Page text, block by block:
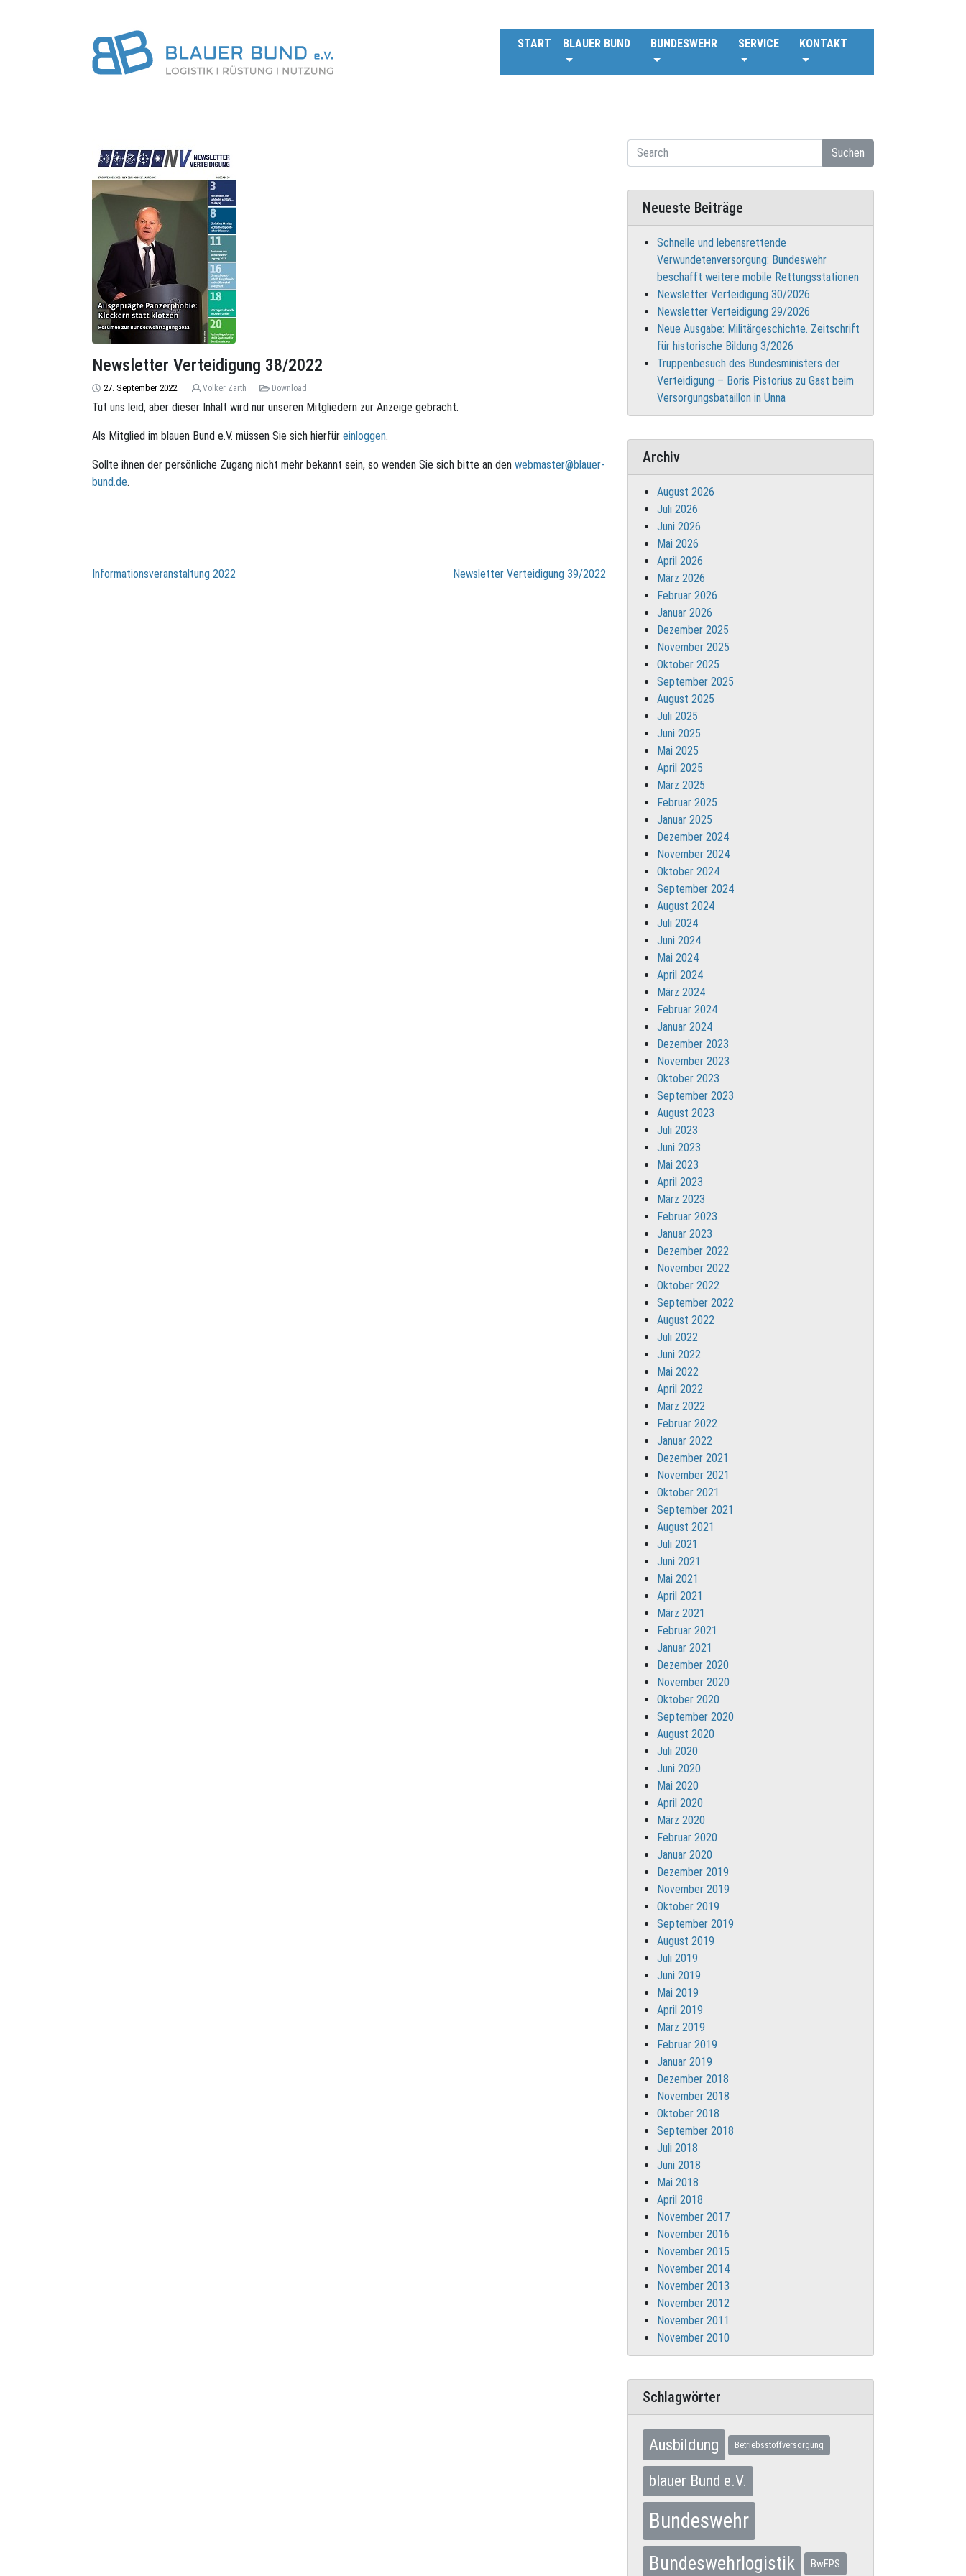
START BLAUER BUND BUNDESWEHR SERVICE KONTAKT
Newsletter Verteidigung 38/2022
27. September 2022 Volker Zarth Download
Tut uns leid, aber dieser Inhalt wird nur unseren Mitgliedern zur Anzeige gebracht.
Als Mitglied im blauen Bund e.V. müssen Sie sich hierfür einloggen.
Sollte ihnen der persönliche Zugang nicht mehr bekannt sein, so wenden Sie sich bitte an den webmaster@blauer-
bund.de.
Beitragsnavigation
Informationsveranstaltung 2022 Newsletter Verteidigung 39/2022
Suchen
Neueste Beiträge
Schnelle und lebensrettende
Verwundetenversorgung: Bundeswehr
beschafft weitere mobile Rettungsstationen
Newsletter Verteidigung 30/2026
Newsletter Verteidigung 29/2026
Neue Ausgabe: Militärgeschichte. Zeitschrift
für historische Bildung 3/2026
Truppenbesuch des Bundesministers der
Verteidigung – Boris Pistorius zu Gast beim
Versorgungsbataillon in Unna
Archiv
August 2026
Juli 2026
Juni 2026
Mai 2026
April 2026
März 2026
Februar 2026
Januar 2026
Dezember 2025
November 2025
Oktober 2025
September 2025
August 2025
Juli 2025
Juni 2025
Mai 2025
April 2025
März 2025
Februar 2025
Januar 2025
Dezember 2024
November 2024
Oktober 2024
September 2024
August 2024
Juli 2024
Juni 2024
Mai 2024
April 2024
März 2024
Februar 2024
Januar 2024
Dezember 2023
November 2023
Oktober 2023
September 2023
August 2023
Juli 2023
Juni 2023
Mai 2023
April 2023
März 2023
Februar 2023
Januar 2023
Dezember 2022
November 2022
Oktober 2022
September 2022
August 2022
Juli 2022
Juni 2022
Mai 2022
April 2022
März 2022
Februar 2022
Januar 2022
Dezember 2021
November 2021
Oktober 2021
September 2021
August 2021
Juli 2021
Juni 2021
Mai 2021
April 2021
März 2021
Februar 2021
Januar 2021
Dezember 2020
November 2020
Oktober 2020
September 2020
August 2020
Juli 2020
Juni 2020
Mai 2020
April 2020
März 2020
Februar 2020
Januar 2020
Dezember 2019
November 2019
Oktober 2019
September 2019
August 2019
Juli 2019
Juni 2019
Mai 2019
April 2019
März 2019
Februar 2019
Januar 2019
Dezember 2018
November 2018
Oktober 2018
September 2018
Juli 2018
Juni 2018
Mai 2018
April 2018
November 2017
November 2016
November 2015
November 2014
November 2013
November 2012
November 2011
November 2010
Schlagwörter
Ausbildung Betriebsstoffversorgung
blauer Bund e.V.
Bundeswehr
Bundeswehrlogistik BwFPS